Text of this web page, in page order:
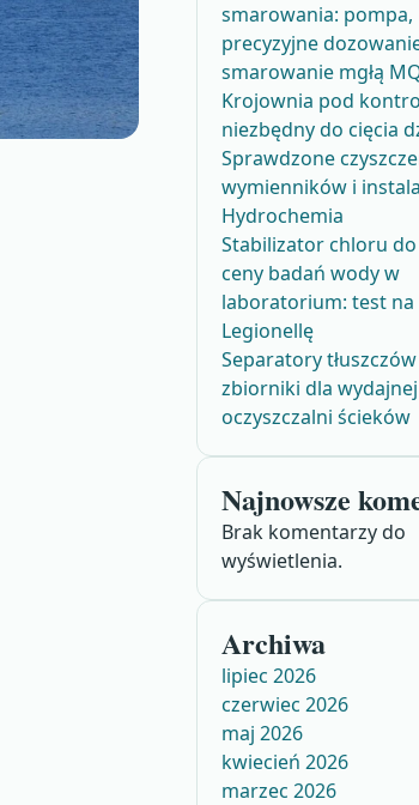
smarowania: pompa,
precyzyjne
smarowanie mgłą
Krojownia pod
niezbędny do cięcia
Sprawdzone
wymienników i
Hydrochemia
Stabilizator chloru
ceny badań wody w
laboratorium: test na
Legionellę
Separatory
zbiorniki dla wydajnej
oczyszczalni ścieków
Najnowsze
Brak komentarzy do
wyświetlenia.
Archiwa
lipiec 2026
czerwiec 2026
maj 2026
kwiecień 2026
marzec 2026